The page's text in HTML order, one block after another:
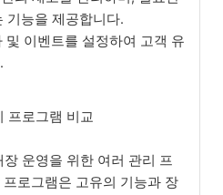
기능을 제공합니다.
및 이벤트를 설정하여 고객 유
프로그램 비교
운영을 위한 여러 관리 프
로그램은 고유의 기능과 장